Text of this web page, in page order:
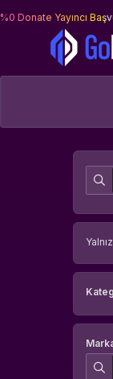
%0 Donate Yayıncı